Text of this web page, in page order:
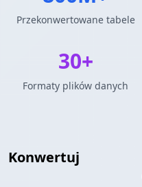
Konwertuj
Przekonwertowane tabele
30+
Formaty plików danych